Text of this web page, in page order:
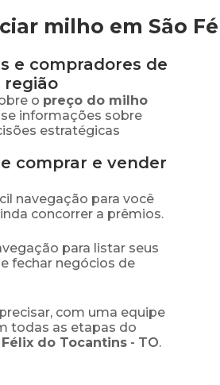
milho em São
e compradores de
o preço do milho
informações sobre
estratégicas
comprar e vender
navegação para você
concorrer a prêmios.
para listar seus
fechar negócios de
com uma equipe
todas as etapas do
Félix do Tocantins - TO.